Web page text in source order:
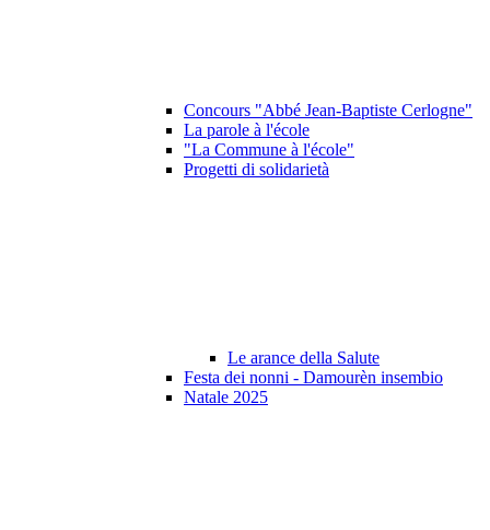
Concours "Abbé Jean-Baptiste Cerlogne"
La parole à l'école
"La Commune à l'école"
Progetti di solidarietà
Le arance della Salute
Festa dei nonni - Damourèn insembio
Natale 2025